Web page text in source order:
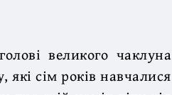
великого чаклуна
сім років навчалися